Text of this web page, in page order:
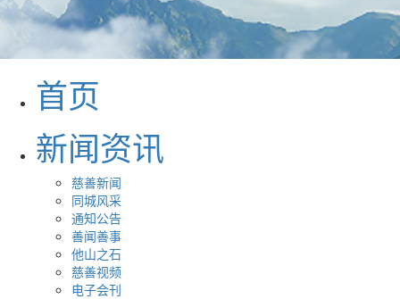
首页
新闻资讯
慈善新闻
同城风采
通知公告
善闻善事
他山之石
慈善视频
电子会刊